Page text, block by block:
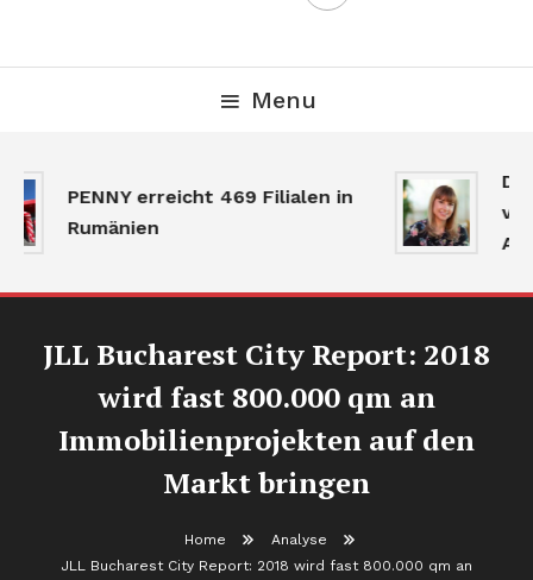
Menu
PENNY erreicht 469 Filialen in
Rumänien
JLL Bucharest City Report: 2018
wird fast 800.000 qm an
Immobilienprojekten auf den
Markt bringen
Home
Analyse
JLL Bucharest City Report: 2018 wird fast 800.000 qm an